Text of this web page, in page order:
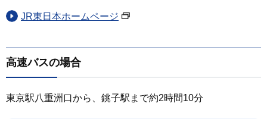
JR東日本ホームページ
高速バスの場合
東京駅八重洲口から、銚子駅まで約2時間10分